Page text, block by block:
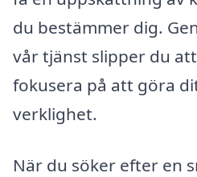
du bestämmer dig.
vår tjänst slipper du
fokusera på att göra
verklighet.
När du söker efter en